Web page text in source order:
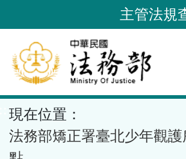
到
要
內
容
區
塊
主管法規
現在位置：
法務部矯正署臺北少年觀